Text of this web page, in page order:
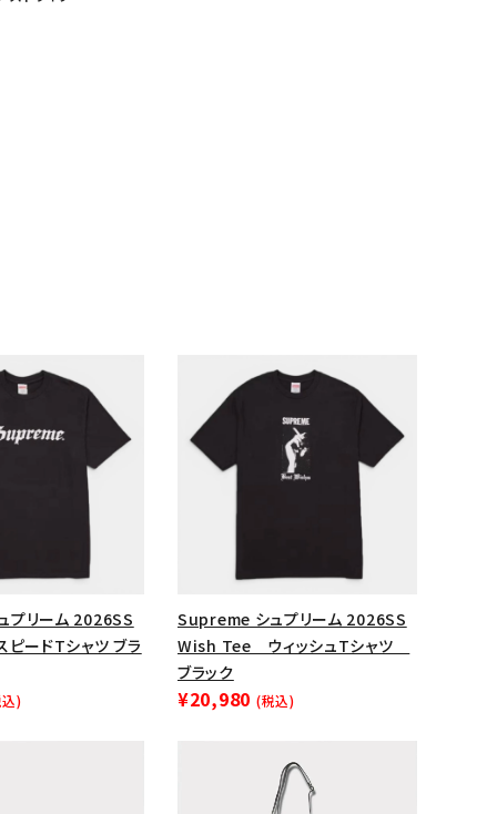
ダー・ウエストバッグ
プリーム 2026SS
ードTシャツ ブラ
)
Supreme シュプリーム 2026SS
Wish Tee ウィッシュTシャツ
ブラック
¥20,980 (税込)